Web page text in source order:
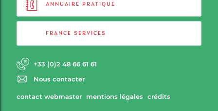
ANNUAIRE PRATIQUE
FRANCE SERVICES
+33 (0)2 48 66 61 61
Nous contacter
contact webmaster mentions légales crédits